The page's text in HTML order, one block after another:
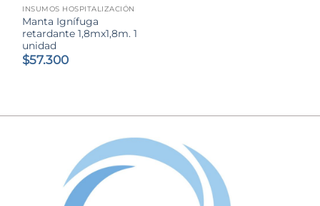
INSUMOS HOSPITALIZACIÓN
Manta Ignífuga
retardante 1,8mx1,8m. 1
unidad
$57.300